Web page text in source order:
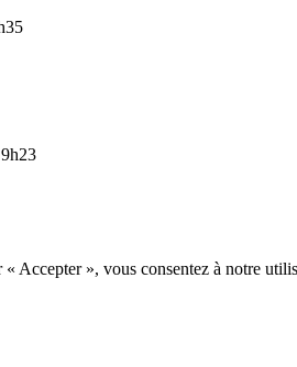
Accepter », vous consentez à notre